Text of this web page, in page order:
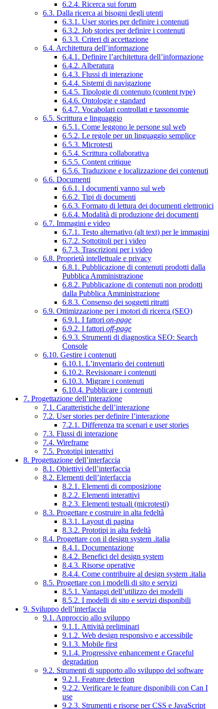
6.2.4. Ricerca sui forum
6.3. Dalla ricerca ai bisogni degli utenti
6.3.1. User stories per definire i contenuti
6.3.2. Job stories per definire i contenuti
6.3.3. Criteri di accettazione
6.4. Architettura dell’informazione
6.4.1. Definire l’architettura dell’informazione
6.4.2. Alberatura
6.4.3. Flussi di interazione
6.4.4. Sistemi di navigazione
6.4.5. Tipologie di contenuto (content type)
6.4.6. Ontologie e standard
6.4.7. Vocabolari controllati e tassonomie
6.5. Scrittura e linguaggio
6.5.1. Come leggono le persone sul web
6.5.2. Le regole per un linguaggio semplice
6.5.3. Microtesti
6.5.4. Scrittura collaborativa
6.5.5. Content critique
6.5.6. Traduzione e localizzazione dei contenuti
6.6. Documenti
6.6.1. I documenti vanno sul web
6.6.2. Tipi di documenti
6.6.3. Formato di lettura dei documenti elettronici
6.6.4. Modalità di produzione dei documenti
6.7. Immagini e video
6.7.1. Testo alternativo (alt text) per le immagini
6.7.2. Sottotitoli per i video
6.7.3. Trascrizioni per i video
6.8. Proprietà intellettuale e privacy
6.8.1. Pubblicazione di contenuti prodotti dalla
Pubblica Amministrazione
6.8.2. Pubblicazione di contenuti non prodotti
dalla Pubblica Amministrazione
6.8.3. Consenso dei soggetti ritratti
6.9. Ottimizzazione per i motori di ricerca (SEO)
6.9.1. I fattori on-page
6.9.2. I fattori off-page
6.9.3. Strumenti di diagnostica SEO: Search
Console
6.10. Gestire i contenuti
6.10.1. L’inventario dei contenuti
6.10.2. Revisionare i contenuti
6.10.3. Migrare i contenuti
6.10.4. Pubblicare i contenuti
7. Progettazione dell’interazione
7.1. Caratteristiche dell’interazione
7.2. User stories per definire l’interazione
7.2.1. Differenza tra scenari e user stories
7.3. Flussi di interazione
7.4. Wireframe
7.5. Prototipi interattivi
8. Progettazione dell’interfaccia
8.1. Obiettivi dell’interfaccia
8.2. Elementi dell’interfaccia
8.2.1. Elementi di composizione
8.2.2. Elementi interattivi
8.2.3. Elementi testuali (microtesti)
8.3. Progettare e costruire in alta fedeltà
8.3.1. Layout di pagina
8.3.2. Prototipi in alta fedeltà
8.4. Progettare con il design system .italia
8.4.1. Documentazione
8.4.2. Benefici del design system
8.4.3. Risorse operative
8.4.4. Come contribuire al design system .italia
8.5. Progettare con i modelli di sito e servizi
8.5.1. Vantaggi dell’utilizzo dei modelli
8.5.2. I modelli di sito e servizi disponibili
9. Sviluppo dell’interfaccia
9.1. Approccio allo sviluppo
9.1.1. Attività preliminari
9.1.2. Web design responsivo e accessibile
9.1.3. Mobile first
9.1.4. Progressive enhancement e Graceful
degradation
9.2. Strumenti di supporto allo sviluppo del software
9.2.1. Feature detection
9.2.2. Verificare le feature disponibili con Can I
use
9.2.3. Strumenti e risorse per CSS e JavaScript